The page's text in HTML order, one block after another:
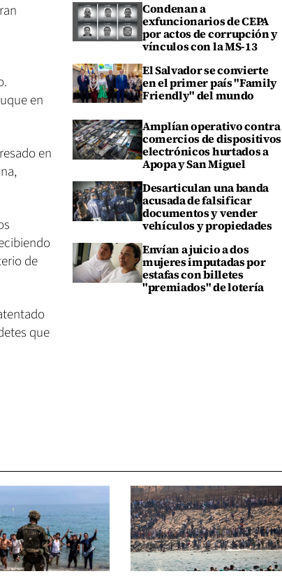
en
en
de
que
Condenan a
exfuncionarios de CEPA
por actos de corrupción y
vínculos con la MS-13
El Salvador se convierte
en el primer país "Family
Friendly" del mundo
Amplían operativo contra
comercios de dispositivos
electrónicos hurtados a
Apopa y San Miguel
Desarticulan una banda
acusada de falsificar
documentos y vender
vehículos y propiedades
Envían a juicio a dos
mujeres imputadas por
estafas con billetes
"premiados" de lotería